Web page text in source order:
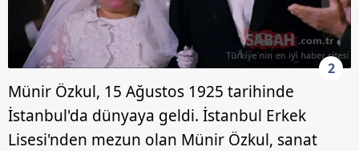
2
Münir Özkul, 15 Ağustos 1925 tarihinde
İstanbul'da dünyaya geldi. İstanbul Erkek
Lisesi'nden mezun olan Münir Özkul, sanat